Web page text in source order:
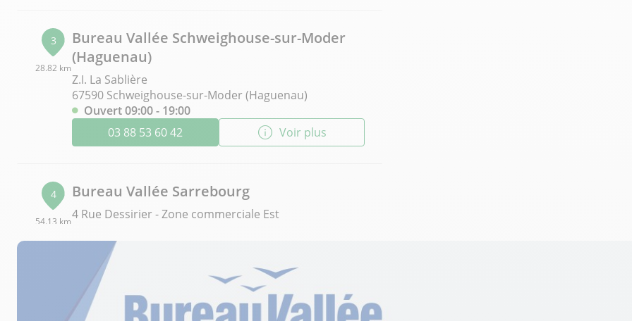
3
28.82 km
Bureau Vallée Schweighouse-sur-Moder
(Haguenau)
Z.I. La Sablière
67590 Schweighouse-sur-Moder (Haguenau)
Ouvert 09:00 - 19:00
03 88 53 60 42
Voir plus
4
54.13 km
Bureau Vallée Sarrebourg
4 Rue Dessirier - Zone commerciale Est
Fermé actuellement
03 87 24 67 13
Voir plus